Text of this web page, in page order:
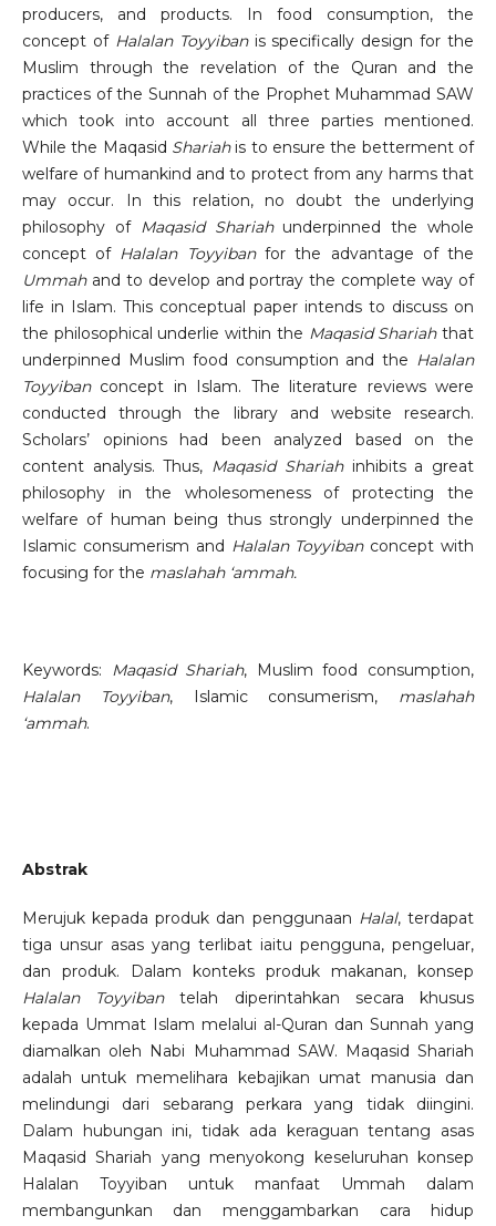
producers, and products. In food consumption, the
concept of Halalan Toyyibanis specifically design for the
Muslim through the revelation of the Quran and the
practices of the Sunnah of the Prophet Muhammad SAW
which took into account all three parties mentioned.
While the Maqasid Shariahis to ensure the betterment of
welfare of humankind and to protect from any harms that
may occur. In this relation, no doubt the underlying
philosophy of Maqasid Shariahunderpinned the whole
concept of Halalan Toyyibanfor the advantage of the
Ummahand to develop and portray the complete way of
life in Islam. This conceptual paper intends to discuss on
the philosophical underlie within the Maqasid Shariahthat
underpinned Muslim food consumption and the Halalan
Toyyibanconcept in Islam. The literature reviews were
conducted through the library and website research.
Scholars’ opinions had been analyzed based on the
content analysis. Thus, Maqasid Shariahinhibits a great
philosophy in the wholesomeness of protecting the
welfare of human being thus strongly underpinned the
Islamic consumerism and Halalan Toyyibanconcept with
focusing for the maslahah ‘ammah.
Keywords: Maqasid Shariah, Muslim food consumption,
Halalan Toyyiban, Islamic consumerism, maslahah
‘ammah.
Abstrak
Merujuk kepada produk dan penggunaan Halal, terdapat
tiga unsur asas yang terlibat iaitu pengguna, pengeluar,
dan produk. Dalam konteks produk makanan, konsep
Halalan Toyyibantelah diperintahkan secara khusus
kepada Ummat Islam melalui al-Quran dan Sunnah yang
diamalkan oleh Nabi Muhammad SAW. Maqasid Shariah
adalah untuk memelihara kebajikan umat manusia dan
melindungi dari sebarang perkara yang tidak diingini.
Dalam hubungan ini, tidak ada keraguan tentang asas
Maqasid Shariah yang menyokong keseluruhan konsep
Halalan Toyyiban untuk manfaat Ummah dalam
membangunkan dan menggambarkan cara hidup